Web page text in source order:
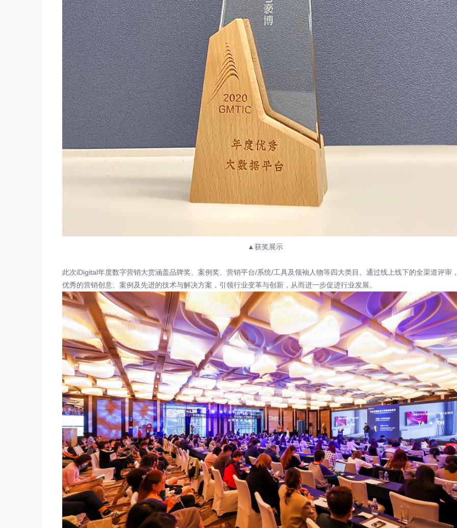
▲获奖展示
此次iDigital年度数字营销大赏涵盖品牌奖、案例奖、营销平台/系统/工具及领袖人物等四大类目。通过线上线下的全渠道评审
优秀的营销创意、案例及先进的技术与解决方案，引领行业变革与创新，从而进一步促进行业发展。